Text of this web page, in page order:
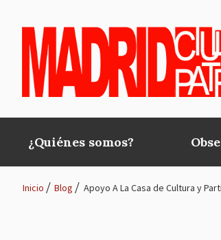
Main
navigation
¿Quiénes somos?
Inicio Blog Apoyo A La Casa de Cultura y